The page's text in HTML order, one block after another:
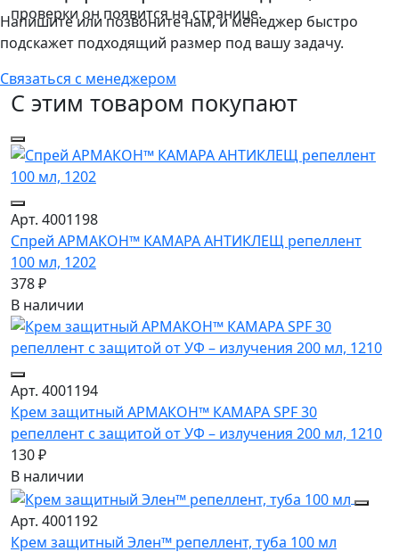
проверки он появится на странице.
Напишите или позвоните нам, и менеджер быстро
подскажет подходящий размер под вашу задачу.
Связаться с менеджером
С этим товаром покупают
Арт. 4001198
Спрей АРМАКОН™ КАМАРА АНТИКЛЕЩ репеллент
100 мл, 1202
378 ₽
В наличии
Арт. 4001194
Крем защитный АРМАКОН™ КАМАРА SPF 30
репеллент с защитой от УФ – излучения 200 мл, 1210
130 ₽
В наличии
Арт. 4001192
Крем защитный Элен™ репеллент, туба 100 мл